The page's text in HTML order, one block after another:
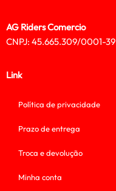
AG Riders Comercio
CNPJ: 45.665.309/0001-39
Link
Política de privacidade
Prazo de entrega
Troca e devolução
Minha conta